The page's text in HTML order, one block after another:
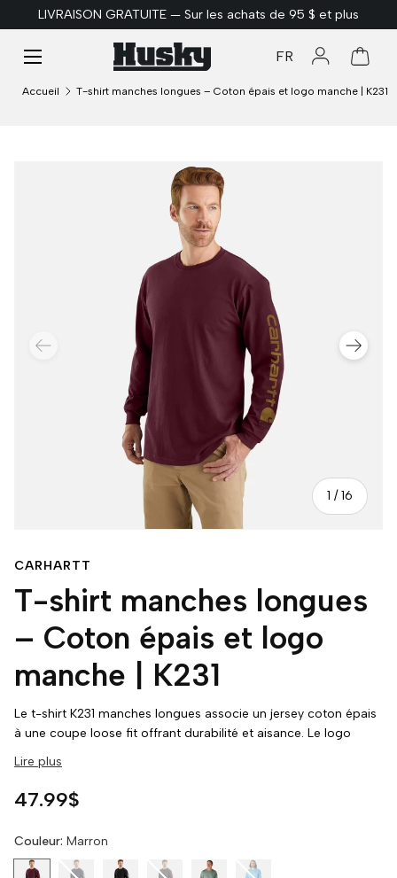
ALLER AU CONTENU
LIVRAISON GRATUITE — Sur les achats de 95 $ et plus
FR Se Panier
Menu
Accueil T-shirt manches longues – Coton épais et logo manche | K231
PRÉCÉDENT
1 /de
16
CARHARTT
T-shirt manches longues
– Coton épais et logo
manche | K231
Le t-shirt K231 manches longues associe un jersey coton épais
à une coupe loose fit offrant durabilité et aisance. Le logo
distinctive, tandis que la construction sans couture latérale
minimise les déformations pour un tombé impeccable.
superposition, ce t-shirt garantit confort, résistance et style
authentique.
Lire plus
Prix habituel
47.99$
Couleur: Marron
Marron Marine Noir Charbon Vert Bleu